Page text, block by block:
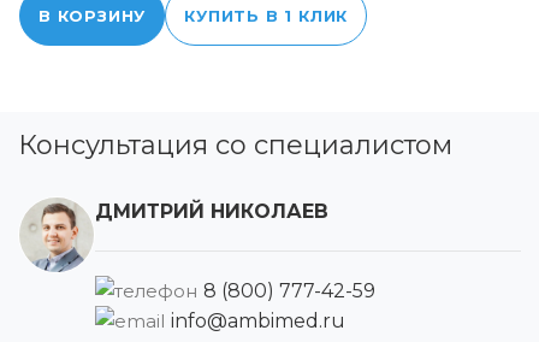
В КОРЗИНУ КУПИТЬ В 1 КЛИК
Консультация со специалистом
ДМИТРИЙ НИКОЛАЕВ
8 (800) 777-42-59
info@ambimed.ru